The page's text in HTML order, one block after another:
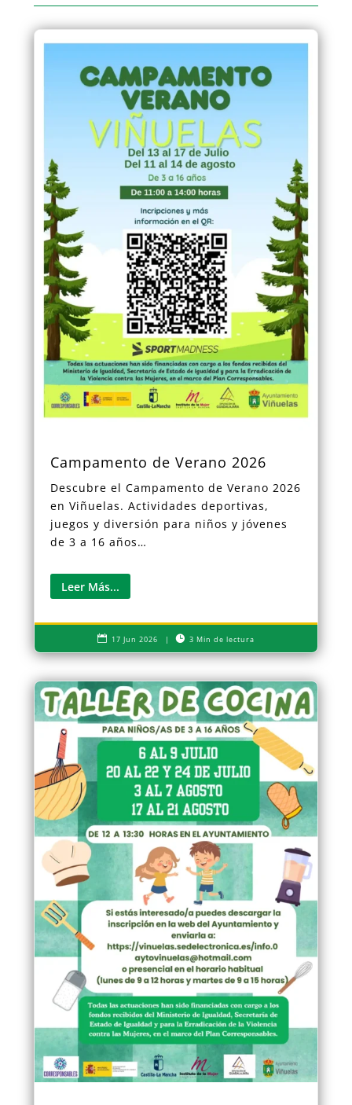
Campamento de Verano 2026
Descubre el Campamento de Verano 2026
en Viñuelas. Actividades deportivas,
juegos y diversión para niños y jóvenes
de 3 a 16 años…
Leer Más...
 17 Jun 2026 |  3 Min de lectura